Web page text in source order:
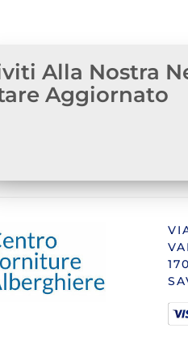
Alla Nostra
Aggiornato